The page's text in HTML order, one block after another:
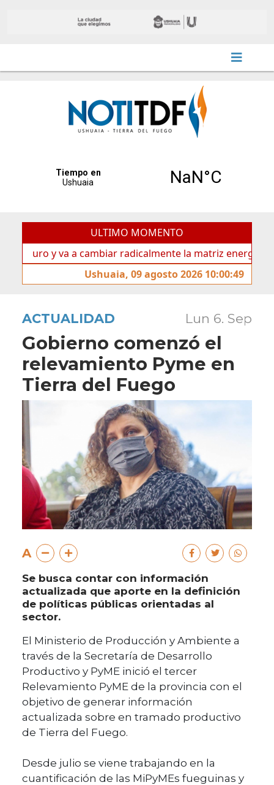
ULTIMO MOMENTO
y va a cambiar radicalmente la matriz energética de
Ushuaia, 09 agosto 2026 10:00:49
ACTUALIDAD Lun 6. Sep
Gobierno comenzó el
relevamiento Pyme en
Tierra del Fuego
A
Se busca contar con información
actualizada que aporte en la definición
de políticas públicas orientadas al
sector.
El Ministerio de Producción y Ambiente a
través de la Secretaría de Desarrollo
Productivo y PyME inició el tercer
Relevamiento PyME de la provincia con el
objetivo de generar información
actualizada sobre en tramado productivo
de Tierra del Fuego.
Desde julio se viene trabajando en la
cuantificación de las MiPyMEs fueguinas y